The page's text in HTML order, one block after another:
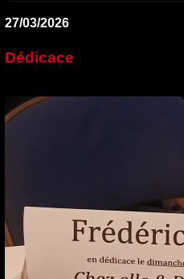
27/03/2026
Dédicace